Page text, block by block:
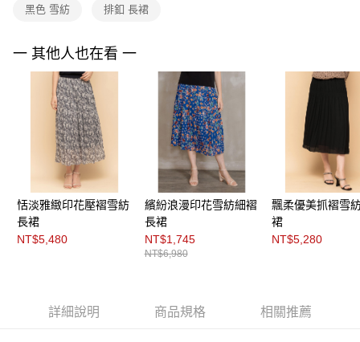
客戶支援中心」
https://netprotections.freshdesk.com/support/home
１．透過由恩沛科技股份有限公司提供之「AFTEE先享後付」服務完成之交
易，需依本服務之必要範圍內提供個人資料，並將交易相關給付款項請求債
權轉讓予恩沛科技股份有限公司。
２．關於個人資料處理事宜，請瀏覽以下網址：
https://aftee.tw/terms/#terms3
３．未成年的使用者請事先徵得法定代理人或監護人之同意方可使用
「AFTEE先享後付」，若未經同意申辦者引起之損失，本公司不負相關責
４．使用「AFTEE先享後付」時，將依據個別帳號之用戶狀況，依本公司即
時審查核予不同之上限額度；若仍有額度不足之情形，本公司將視審查結果
請求用戶進行身份認證。
５．嚴禁一人註冊多個帳號或使用他人資訊註冊。若發現惡意使用之情形，
恩沛科技股份有限公司將有權停止該用戶之使用額度並採取法律行動。
每筆NT$90，滿NT$3,600(含以上)免運費
每筆NT$90，滿NT$3,600(含以上)免運費
離島宅配 (蘭嶼恕不配送)
每筆NT$200，滿NT$8,000(含以上)免運費
付款後門市自取
黑色 雪紡 排釦 長裙
一 其他人也在看 一
恬淡雅緻印花壓褶雪紡
長裙
NT$5,480
繽紛浪漫印花雪紡細褶
長裙
NT$1,745
NT$6,980
飄柔優美抓褶雪
裙
NT$5,280
詳細說明 商品規格 相關推薦